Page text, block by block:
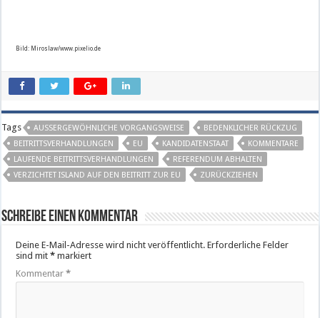
Bild: Miroslaw/www.pixelio.de
Tags AUSSERGEWÖHNLICHE VORGANGSWEISE
BEDENKLICHER RÜCKZUG
BEITRITTSVERHANDLUNGEN
EU KANDIDATENSTAAT
KOMMENTARE
LAUFENDE BEITRITTSVERHANDLUNGEN
REFERENDUM ABHALTEN
VERZICHTET ISLAND AUF DEN BEITRITT ZUR EU
ZURÜCKZIEHEN
Schreibe einen Kommentar
Deine E-Mail-Adresse wird nicht veröffentlicht. Erforderliche Felder
sind mit* markiert
Kommentar*